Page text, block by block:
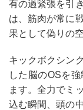
有の過緊張を引
は、筋肉が常に
果として偽りの
キックボクシン
した脳のOSを
ます。全力でミ
込む瞬間、頭の